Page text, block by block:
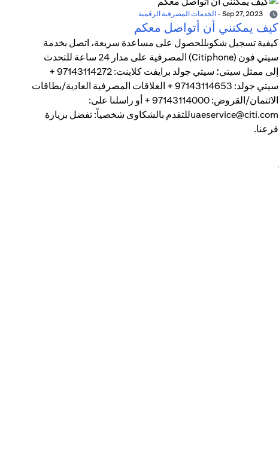
- الخدمات المصرفية الرقمية
كيف يمكنني أن أتواصل معكم
كيفية تسجيل شكوىللحصول على مساعدة سريعة، اتصل بخدمة
سيتي فون (Citiphone) المصرفية على مدار 24 ساعة للتحدث
إلى ممثل سيتي؛ سيتي جولد برايفت كلاينت: 97143114272 +
سيتي جولد: 97143114653 + العلاقات المصرفية العادية/بطاقات
الائتمان/القروض: 97143114000 + أو راسلنا على:
uaeservice@citi.comللتقدم بالشكاوى شخصياً: تفضل بزيارة
فرعنا.